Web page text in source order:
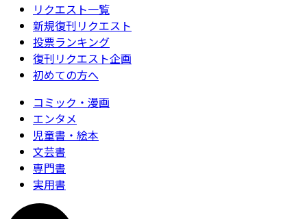
リクエスト一覧
新規復刊リクエスト
投票ランキング
復刊リクエスト企画
初めての方へ
コミック・漫画
エンタメ
児童書・絵本
文芸書
専門書
実用書